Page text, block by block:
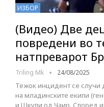
ИЗБОР
(Видео) Две
повредени во
натпреварот
Triling Mk 24/08/2025
Тежок инцидент се случи
на младинските екипи
и Шкупи од Чаир. Според